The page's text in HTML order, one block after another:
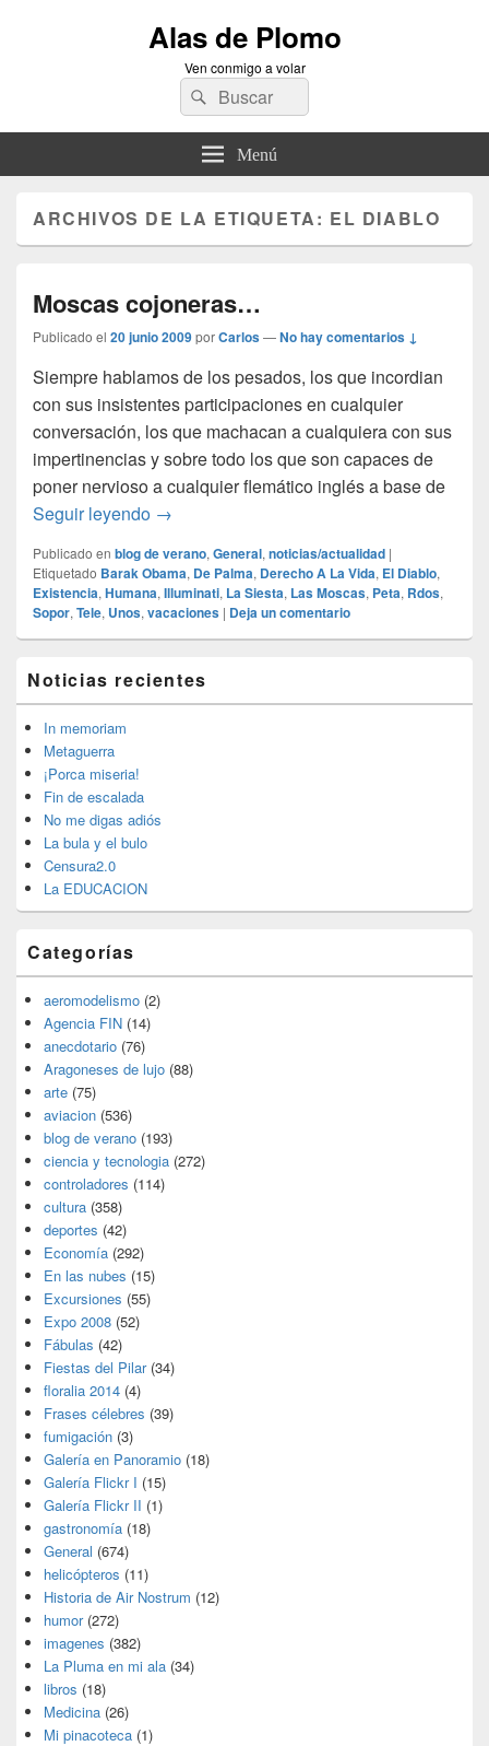
Alas de Plomo
Ven conmigo a volar
Buscar
por:
Buscar
Menú
ARCHIVOS DE LA ETIQUETA: EL DIABLO
Moscas cojoneras…
Publicado el 20 junio 2009porCarlos—No hay comentarios ↓
Siempre hablamos de los pesados, los que incordian
con sus insistentes participaciones en cualquier
conversación, los que machacan a cualquiera con sus
impertinencias y sobre todo los que son capaces de
poner nervioso a cualquier flemático inglés a base de
Seguir leyendo Moscas cojoneras…
→
Publicado en blog de verano, General, noticias/actualidad |
Etiquetado Barak Obama, De Palma, Derecho A La Vida, El Diablo,
Existencia, Humana, Illuminati, La Siesta, Las Moscas, Peta, Rdos,
Sopor, Tele, Unos, vacaciones | Deja un comentario
área
de
widget
barra
lateral
primaria
Noticias recientes
In memoriam
Metaguerra
¡Porca miseria!
Fin de escalada
No me digas adiós
La bula y el bulo
Censura2.0
La EDUCACION
Categorías
aeromodelismo (2)
Agencia FIN (14)
anecdotario (76)
Aragoneses de lujo (88)
arte (75)
aviacion (536)
blog de verano (193)
ciencia y tecnologia (272)
controladores (114)
cultura (358)
deportes (42)
Economía (292)
En las nubes (15)
Excursiones (55)
Expo 2008 (52)
Fábulas (42)
Fiestas del Pilar(34)
floralia 2014 (4)
Frases célebres (39)
fumigación (3)
Galería en Panoramio (18)
Galería Flickr I (15)
Galería Flickr II (1)
gastronomía (18)
General (674)
helicópteros (11)
Historia de Air Nostrum (12)
humor(272)
imagenes (382)
La Pluma en mi ala (34)
libros (18)
Medicina (26)
Mi pinacoteca (1)